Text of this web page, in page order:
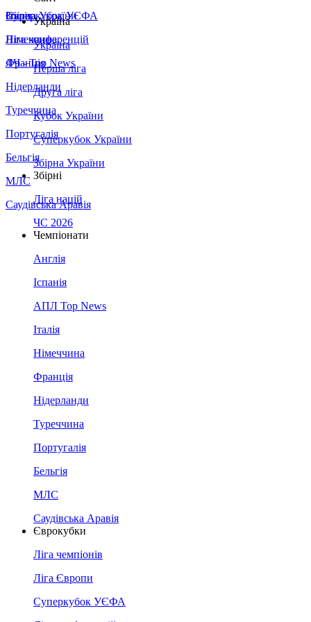
Збірна України
Італія
Німеччина
Франція
Нідерланди
Туреччина
Португалія
Бельгія
МЛС
Саудівська Аравія
Суперкубок УЄФА
Ліга конференцій
ЛЧ - Top News
Україна
Україна
Перша ліга
Друга ліга
Кубок України
Суперкубок України
Збірна України
Збірні
Ліга націй
ЧС 2026
Чемпіонати
Англія
Іспанія
АПЛ Top News
Італія
Німеччина
Франція
Нідерланди
Туреччина
Португалія
Бельгія
МЛС
Саудівська Аравія
Єврокубки
Ліга чемпіонів
Ліга Європи
Суперкубок УЄФА